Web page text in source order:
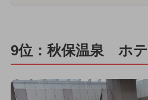
9位：秋保温泉 ホ